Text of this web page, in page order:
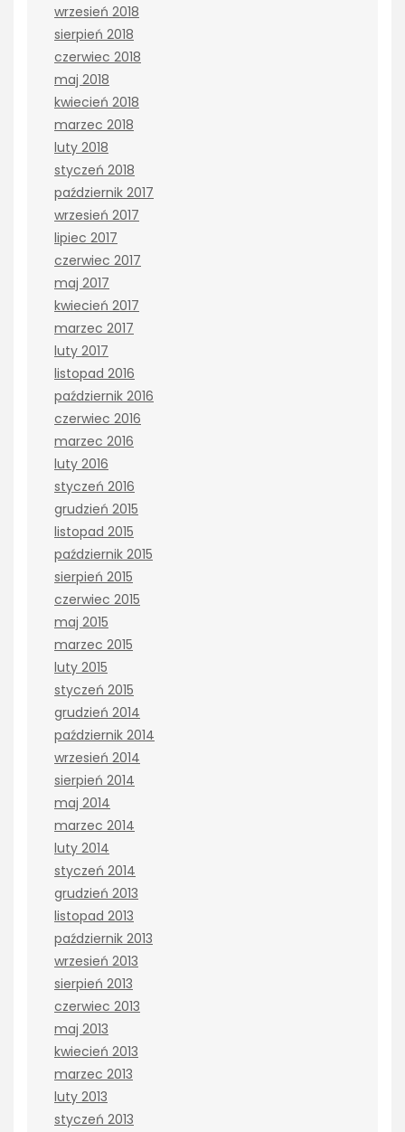
wrzesień 2018
sierpień 2018
czerwiec 2018
maj 2018
kwiecień 2018
marzec 2018
luty 2018
styczeń 2018
październik 2017
wrzesień 2017
lipiec 2017
czerwiec 2017
maj 2017
kwiecień 2017
marzec 2017
luty 2017
listopad 2016
październik 2016
czerwiec 2016
marzec 2016
luty 2016
styczeń 2016
grudzień 2015
listopad 2015
październik 2015
sierpień 2015
czerwiec 2015
maj 2015
marzec 2015
luty 2015
styczeń 2015
grudzień 2014
październik 2014
wrzesień 2014
sierpień 2014
maj 2014
marzec 2014
luty 2014
styczeń 2014
grudzień 2013
listopad 2013
październik 2013
wrzesień 2013
sierpień 2013
czerwiec 2013
maj 2013
kwiecień 2013
marzec 2013
luty 2013
styczeń 2013